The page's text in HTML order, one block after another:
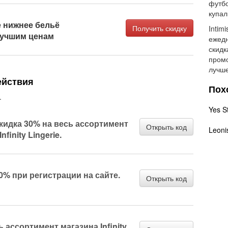
нижнее бельё
ценам
Получить скидку
30% на весь ассортимент
Lingerie.
Открыть код
при регистрации на сайте. Открыть код
Yes